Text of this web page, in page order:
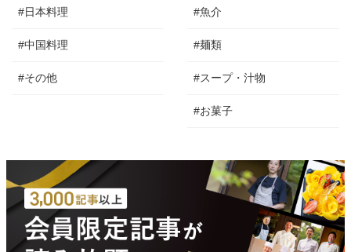
#日本料理
#中国料理
#その他
#魚介
#麺類
#スープ・汁物
#お菓子